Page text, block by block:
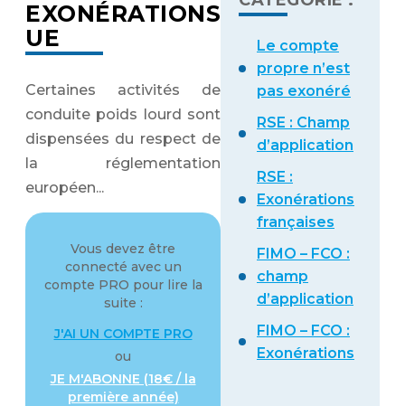
EXONÉRATIONS
UE
Certaines activités de
conduite poids lourd sont
dispensées du respect de
la réglementation
européen...
Vous devez être
connecté avec un
compte PRO pour lire la
suite :
J'AI UN COMPTE PRO
ou
JE M'ABONNE (18€ / la
première année)
Identifiant ou adresse de courriel
Le compte
propre n’est
pas exonéré
RSE : Champ
d’application
RSE :
Exonérations
françaises
FIMO – FCO :
champ
d’application
FIMO – FCO :
Exonérations